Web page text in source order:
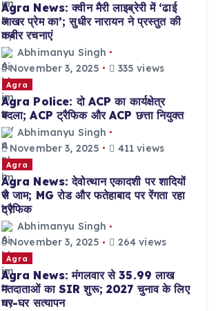
Agra News: क्वीन मैरी लाइब्रेरी में ‘ढाई
आखर प्रेम का’; सुधीर नारायन ने प्रस्तुत की
कबीर रचनाएं
Abhimanyu Singh
November 3, 2025
335 views
Agra
Agra Police: दो ACP का कार्यक्षेत्र
बदला; ACP ट्रैफिक और ACP छत्ता नियुक्त
Abhimanyu Singh
November 3, 2025
411 views
Agra
Agra News: देवोत्थान एकादशी पर शादियों
से जाम; MG रोड और फतेहाबाद पर रेंगता रहा
ट्रैफिक
Abhimanyu Singh
November 3, 2025
264 views
Agra
Agra News: मंगलवार से 35.99 लाख
मतदाताओं का SIR शुरू; 2027 चुनाव के लिए
घर-घर सत्यापन